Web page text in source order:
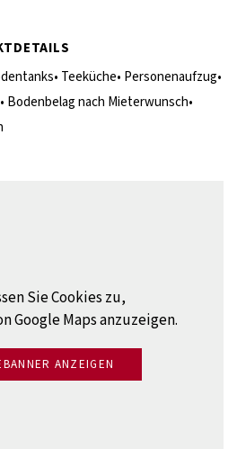
Teeküche• Personenaufzug•
Bodenbelag nach Mieterwunsch•
Sie Cookies zu,
Google Maps anzuzeigen.
ANZEIGEN